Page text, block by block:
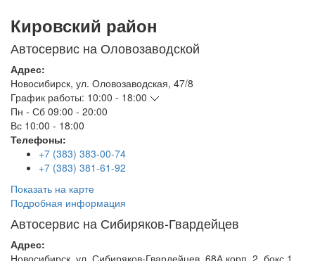
Кировский район
Автосервис на Оловозаводской
Адрес:
Новосибирск, ул. Оловозаводская, 47/8
График работы: 10:00 - 18:00
Пн - Сб 09:00 - 20:00
Вс 10:00 - 18:00
Телефоны:
+7 (383) 383-00-74
+7 (383) 381-61-92
Показать на карте
Подробная информация
Автосервис на Сибиряков-Гвардейцев
Адрес: